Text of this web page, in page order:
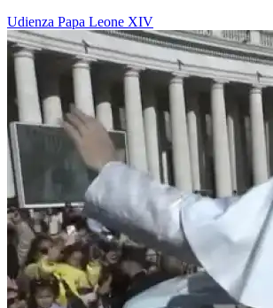
Udienza Papa Leone XIV